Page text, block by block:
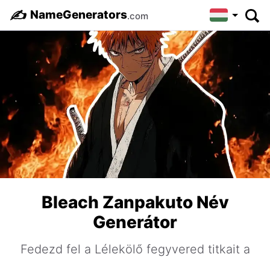
✍️ NameGenerators.com
Bleach Zanpakuto Név
Generátor
Fedezd fel a Lélekölő fegyvered titkait a